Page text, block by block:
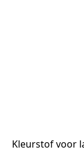
Kleurstof voor